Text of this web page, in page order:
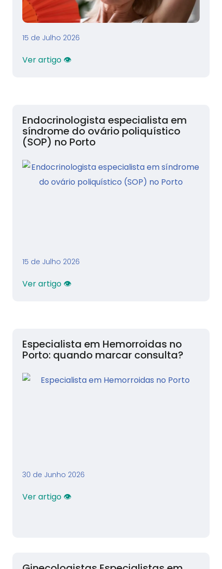
15 de Julho 2026
Ver artigo 👁
Endocrinologista especialista em
síndrome do ovário poliquístico
(SOP) no Porto
15 de Julho 2026
Ver artigo 👁
Especialista em Hemorroidas no
Porto: quando marcar consulta?
30 de Junho 2026
Ver artigo 👁